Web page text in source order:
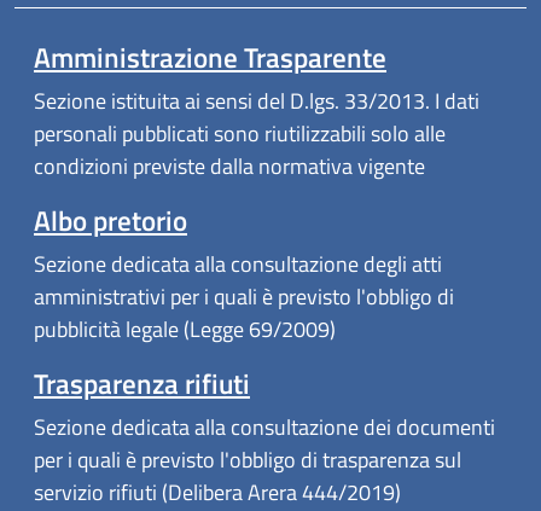
Amministrazione Trasparente
Sezione istituita ai sensi del D.lgs. 33/2013. I dati
personali pubblicati sono riutilizzabili solo alle
condizioni previste dalla normativa vigente
Albo pretorio
Sezione dedicata alla consultazione degli atti
amministrativi per i quali è previsto l'obbligo di
pubblicità legale (Legge 69/2009)
Trasparenza rifiuti
Sezione dedicata alla consultazione dei documenti
per i quali è previsto l'obbligo di trasparenza sul
servizio rifiuti (Delibera Arera 444/2019)